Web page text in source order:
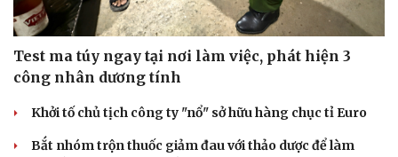
Test ma túy ngay tại nơi làm việc, phát hiện 3
công nhân dương tính
Khởi tố chủ tịch công ty "nổ" sở hữu hàng chục tỉ Euro
Bắt nhóm trộn thuốc giảm đau với thảo dược để làm